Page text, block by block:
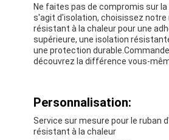
Ne faites pas de compromis sur la
s'agit d'isolation, choisissez notre
résistant à la chaleur pour une
supérieure, une isolation
une protection
découvrez la différence vous-
Personnalisation:
Service sur mesure pour le ruban
résistant à la chaleur